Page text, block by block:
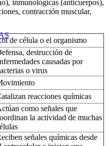
inmunológicas (anticuerpos),
contracción muscular,
de célula o el organismo
destrucción de
causadas por
o virus
reacciones químicas
como señales que
la actividad de muchas
señales químicas desde